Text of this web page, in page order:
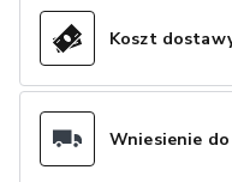
Koszt
Wniesienie